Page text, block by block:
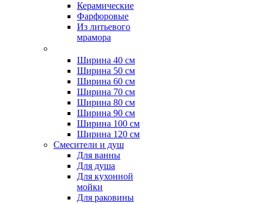
Керамические
Фарфоровые
Из литьевого
мрамора
Ширина 40 см
Ширина 50 см
Ширина 60 см
Ширина 70 см
Ширина 80 см
Ширина 90 см
Ширина 100 см
Ширина 120 см
Смесители и душ
Для ванны
Для душа
Для кухонной
мойки
Для раковины